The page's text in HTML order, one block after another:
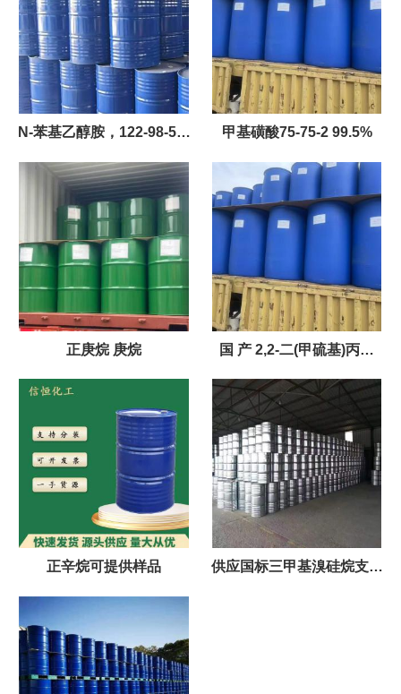
N-苯基乙醇胺，122-98-5，
N-羟乙基苯胺
甲基磺酸75-75-2 99.5%
正庚烷 庚烷 国 产 2,2-二(甲硫基)丙烷
6156-18-9
正辛烷可提供样品 供应国标三甲基溴硅烷支持